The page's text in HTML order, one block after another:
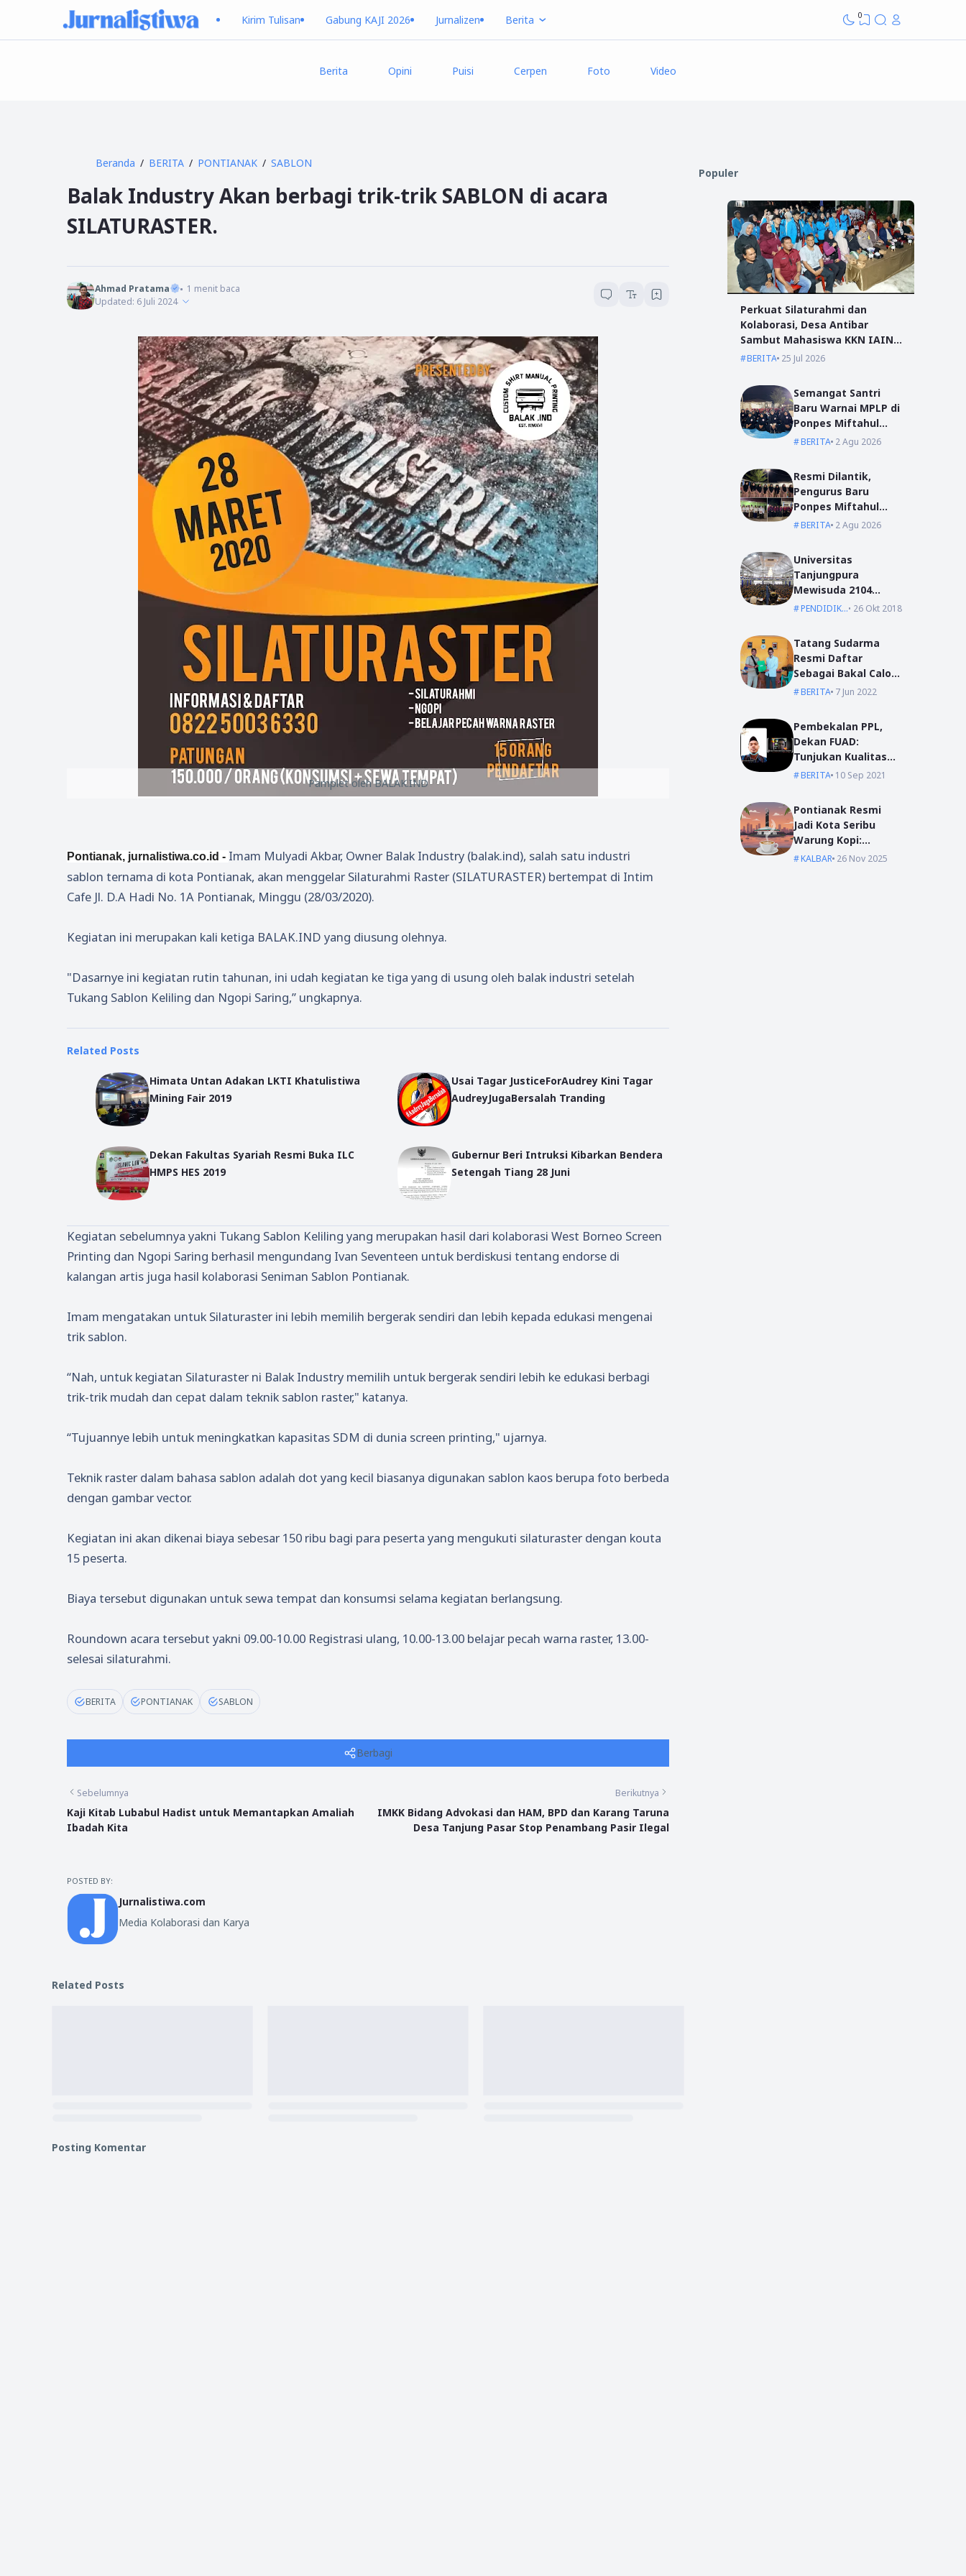
Kirim Tulisan Gabung KAJI 2026 Jurnalizen Berita 0
Berita Opini Puisi Cerpen Foto Video
Beranda BERITA PONTIANAK SABLON
Balak Industry Akan berbagi trik-trik SABLON di acara
SILATURASTER.
Ahmad Pratama 1 menit baca
Updated: 6 Juli 2024
Pamplet oleh BALAK.IND
Pontianak, jurnalistiwa.co.id - Imam Mulyadi Akbar, Owner Balak Industry (balak.ind), salah satu industri
sablon ternama di kota Pontianak, akan menggelar Silaturahmi Raster (SILATURASTER) bertempat di Intim
Cafe Jl. D.A Hadi No. 1A Pontianak, Minggu (28/03/2020).
Kegiatan ini merupakan kali ketiga BALAK.IND yang diusung olehnya.
"Dasarnye ini kegiatan rutin tahunan, ini udah kegiatan ke tiga yang di usung oleh balak industri setelah
Tukang Sablon Keliling dan Ngopi Saring,” ungkapnya.
Related Posts
Himata Untan Adakan LKTI Khatulistiwa
Mining Fair 2019
Usai Tagar JusticeForAudrey Kini Tagar
AudreyJugaBersalah Tranding
Dekan Fakultas Syariah Resmi Buka ILC
HMPS HES 2019
Gubernur Beri Intruksi Kibarkan Bendera
Setengah Tiang 28 Juni
Kegiatan sebelumnya yakni Tukang Sablon Keliling yang merupakan hasil dari kolaborasi West Borneo Screen
Printing dan Ngopi Saring berhasil mengundang Ivan Seventeen untuk berdiskusi tentang endorse di
kalangan artis juga hasil kolaborasi Seniman Sablon Pontianak.
Imam mengatakan untuk Silaturaster ini lebih memilih bergerak sendiri dan lebih kepada edukasi mengenai
trik sablon.
“Nah, untuk kegiatan Silaturaster ni Balak Industry memilih untuk bergerak sendiri lebih ke edukasi berbagi
trik-trik mudah dan cepat dalam teknik sablon raster," katanya.
“Tujuannye lebih untuk meningkatkan kapasitas SDM di dunia screen printing," ujarnya.
Teknik raster dalam bahasa sablon adalah dot yang kecil biasanya digunakan sablon kaos berupa foto berbeda
dengan gambar vector.
Kegiatan ini akan dikenai biaya sebesar 150 ribu bagi para peserta yang mengukuti silaturaster dengan kouta
15 peserta.
Biaya tersebut digunakan untuk sewa tempat dan konsumsi selama kegiatan berlangsung.
Roundown acara tersebut yakni 09.00-10.00 Registrasi ulang, 10.00-13.00 belajar pecah warna raster, 13.00-
selesai silaturahmi.
BERITA PONTIANAK SABLON
Berbagi
Sebelumnya
Kaji Kitab Lubabul Hadist untuk Memantapkan Amaliah
Ibadah Kita
Berikutnya
IMKK Bidang Advokasi dan HAM, BPD dan Karang Taruna
Desa Tanjung Pasar Stop Penambang Pasir Ilegal
POSTED BY:
Jurnalistiwa.com
Media Kolaborasi dan Karya
Related Posts
Posting Komentar
Populer
Perkuat Silaturahmi dan
Kolaborasi, Desa Antibar
Sambut Mahasiswa KKN IAIN
Pontianak dan UM Pontianak
BERITA 25 Jul 2026
Semangat Santri
Baru Warnai MPLP di
Ponpes Miftahul
Ulum Kumpai
BERITA 2 Agu 2026
Resmi Dilantik,
Pengurus Baru
Ponpes Miftahul
Ulum Siap Emban
BERITA 2 Agu 2026
Universitas
Tanjungpura
Mewisuda 2104
Lulusan pada
PENDIDIKAN26 Okt 2018
Tatang Sudarma
Resmi Daftar
Sebagai Bakal Calon
Kepala Desa Mas
BERITA 7 Jun 2022
Pembekalan PPL,
Dekan FUAD:
Tunjukan Kualitas
Dengan Akhlak
BERITA 10 Sep 2021
Pontianak Resmi
Jadi Kota Seribu
Warung Kopi:
Jantung Komunikasi
KALBAR 26 Nov 2025